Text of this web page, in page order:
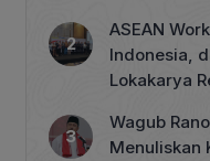
ASEAN
Indonesia,
Lokakarya
Wagub
Menuliskan